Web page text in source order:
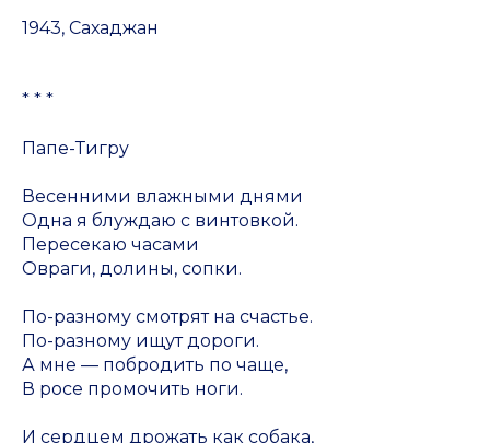
1943, Сахаджан
* * *
Папе-Тигру
Весенними влажными днями
Одна я блуждаю с винтовкой.
Пересекаю часами
Овраги, долины, сопки.
По-разному смотрят на счастье.
По-разному ищут дороги.
А мне — побродить по чаще,
В росе промочить ноги.
И сердцем дрожать как собака,